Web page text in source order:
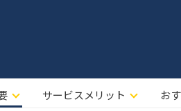
サービスメリット お